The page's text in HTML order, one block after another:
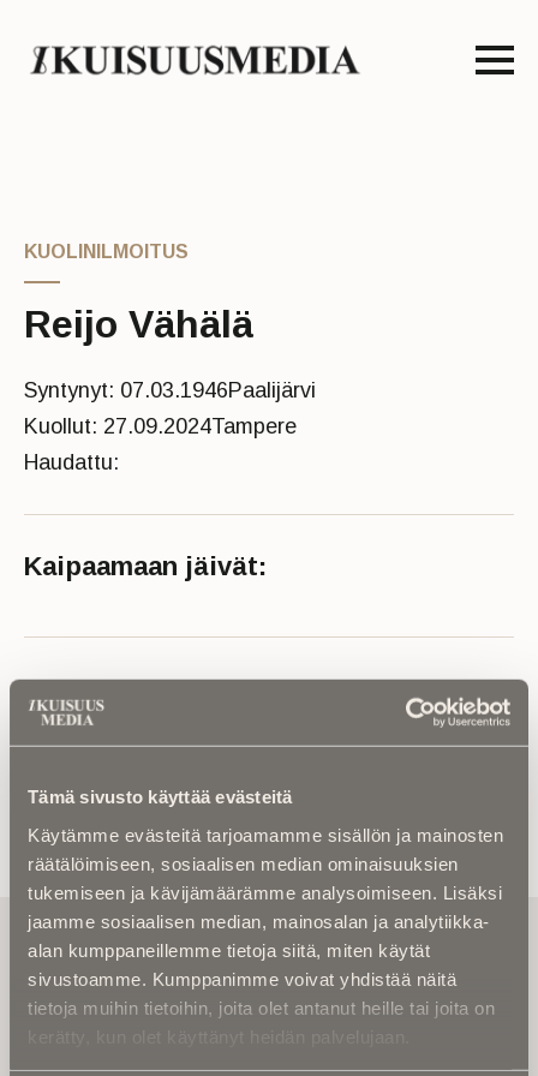
Tämä sivusto käyttää evästeitä
Käytämme evästeitä tarjoamamme sisällön ja mainosten
räätälöimiseen, sosiaalisen median ominaisuuksien
tukemiseen ja kävijämäärämme analysoimiseen. Lisäksi
jaamme sosiaalisen median, mainosalan ja analytiikka-
alan kumppaneillemme tietoja siitä, miten käytät
sivustoamme. Kumppanimme voivat yhdistää näitä
tietoja muihin tietoihin, joita olet antanut heille tai joita on
KUOLINILMOITUS
Reijo Vähälä
Syntynyt: 07.03.1946Paalijärvi
Kuollut: 27.09.2024Tampere
Haudattu:
Kaipaamaan jäivät:
Lue muistokirjoitus tai kuolinuutinen
Tilaa uutiskirje - Pääset heti parhaiden
artikkelien pariin!
Kirjoita alle sähköpostiosoitteesi niin saat kaksi kertaa